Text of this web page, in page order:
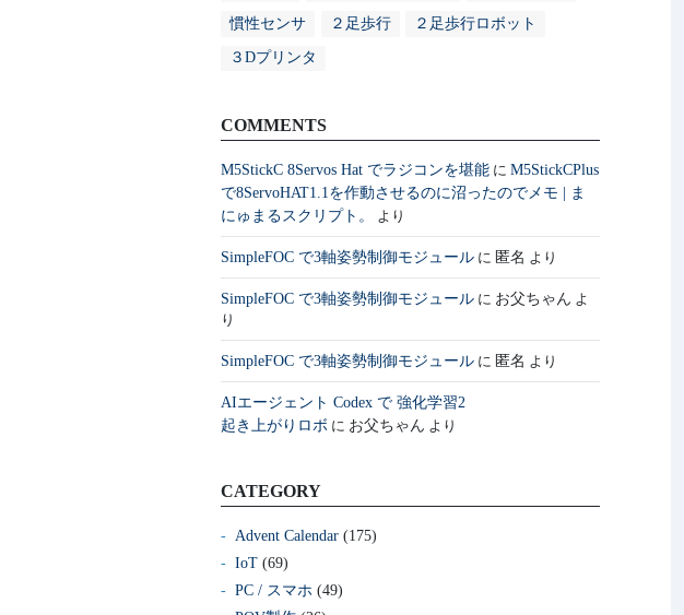
慣性センサ ２足歩行 ２足歩行ロボット
３Dプリンタ
COMMENTS
M5StickC 8Servos Hat でラジコンを堪能 に M5StickCPlus
で8ServoHAT1.1を作動させるのに沼ったのでメモ | ま
にゅまるスクリプト。
より
SimpleFOC で3軸姿勢制御モジュール に 匿名 より
SimpleFOC で3軸姿勢制御モジュール に お父ちゃん よ
り
SimpleFOC で3軸姿勢制御モジュール に 匿名 より
AIエージェント Codex で 強化学習2
起き上がりロボ に お父ちゃん より
CATEGORY
Advent Calendar (175)
IoT (69)
PC / スマホ (49)